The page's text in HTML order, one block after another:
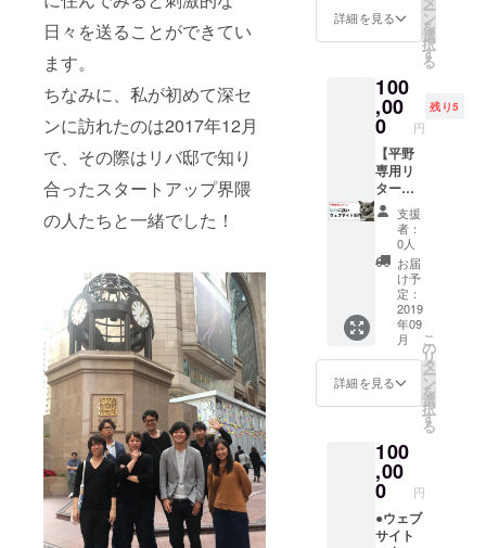
日々を送ることができてい
ます。
ちなみに、私が初めて深セ
ンに訪れたのは2017年12月
で、その際はリバ邸で知り
合ったスタートアップ界隈
の人たちと一緒でした！
名前掲
定FBグ
ループ
へのご
リバ邸
深セン
のメン
バーか
らのお
礼の
メッ
セージ
●クラウ
ドファ
ンディ
ングの
活動報
告にお
名前掲
月以上
の宿泊
をご希
望の方
数ご購
入の組
み合わ
せでご
利用可
能で
詳細を見る ー
ン
を
選
択
す
る
100
,00
0 円
残り5
【平野
専用リ
ター
ン】 ●
ウェブ
サイト
制作
（SEO
対策の
しやす
いウェ
ブサイ
トをお
しゃれ
に開
発！）
深セン
ご支援
者様限
定FBグ
ループ
へのご
支援
者：
0人
お届
け予
定：
2019
年09
月
詳細を見る
こ
の
リ
タ
ー
ン
を
選
択
す
る
100
,00
0 円
●ウェブ
サイト